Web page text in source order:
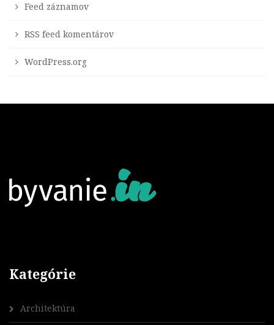
Feed záznamov
RSS feed komentárov
WordPress.org
Kategórie
Architektúra